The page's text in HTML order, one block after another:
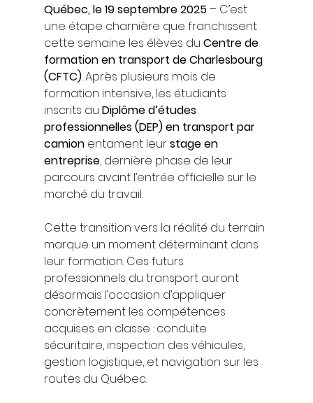
Québec, le 19 septembre 2025 – C’est
une étape charnière que franchissent
cette semaine les élèves du Centre de
formation en transport de Charlesbourg
(CFTC). Après plusieurs mois de
formation intensive, les étudiants
inscrits au Diplôme d’études
professionnelles (DEP) en transport par
camion entament leur stage en
entreprise, dernière phase de leur
parcours avant l’entrée officielle sur le
marché du travail.
Cette transition vers la réalité du terrain
marque un moment déterminant dans
leur formation. Ces futurs
professionnels du transport auront
désormais l’occasion d’appliquer
concrètement les compétences
acquises en classe : conduite
sécuritaire, inspection des véhicules,
gestion logistique, et navigation sur les
routes du Québec.